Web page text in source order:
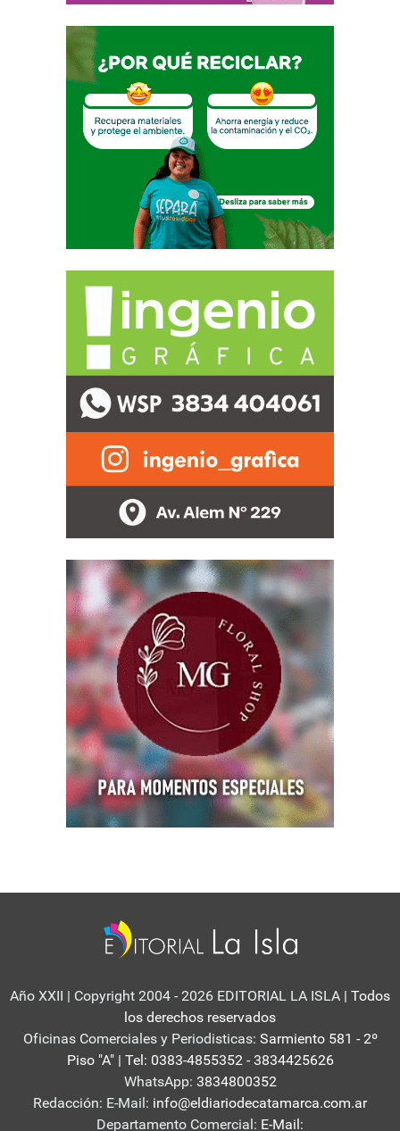
Año XXII | Copyright 2004 - 2026 EDITORIAL LA ISLA | Todos
los derechos reservados
Oficinas Comerciales y Periodisticas: Sarmiento 581 - 2º
Piso "A" | Tel: 0383-4855352 - 3834425626
WhatsApp: 3834800352
Redacción: E-Mail: info@eldiariodecatamarca.com.ar
Departamento Comercial: E-Mail: